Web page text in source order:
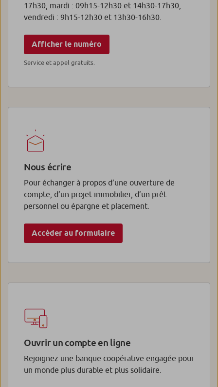
17h30, mardi : 09h15-12h30 et 14h30-17h30,
vendredi : 9h15-12h30 et 13h30-16h30.
Afficher le numéro
Service et appel gratuits.
Nous écrire
Pour échanger à propos d’une ouverture de
compte, d’un projet immobilier, d’un prêt
personnel ou épargne et placement.
Accéder au formulaire
Ouvrir un compte en ligne
Rejoignez une banque coopérative engagée pour
un monde plus durable et plus solidaire.